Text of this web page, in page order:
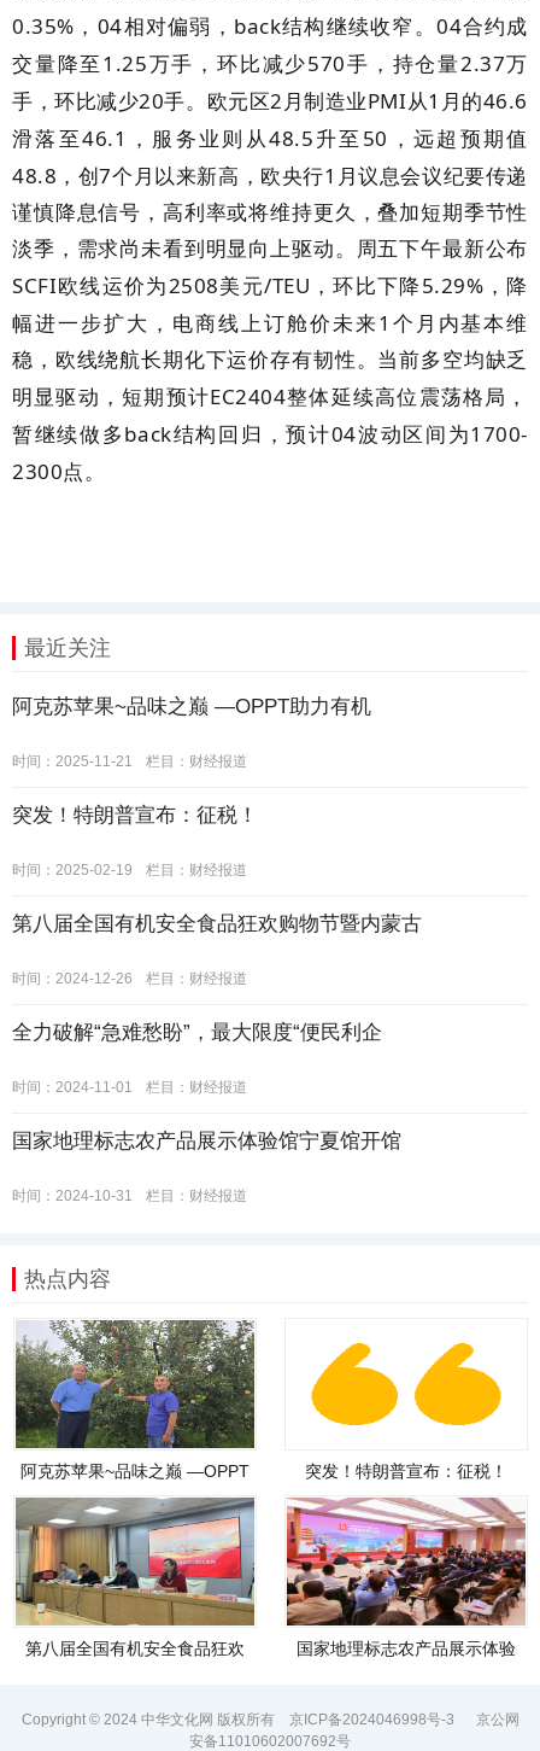
0.35% ， 04相对偏弱， back结构继续收窄。04合约成
交量降至 1.25万手，环比减少570手，持仓量2.37万
手，环比减少20手。欧元区2 月制造业PMI从1 月的46.6
滑落至46.1 ，服务业则从48.5 升至 50 ，远超预期值
48.8 ，创7个月以来新高，欧央行1 月议息会议纪要传递
谨慎降息信号，高利率或将维持更久，叠加短期季节性
淡季，需求尚未看到明显向上驱动。周五下午最新公布
SCFI欧线运价为2508美元/TEU ，环比下降 5.29% ，降
幅进一步扩大，电商线上订舱价未来1 个月内基本维
稳，欧线绕航长期化下运价存有韧性。当前多空均缺乏
明显驱动，短期预计EC2404整体延续高位震荡格局，
暂继续做多 back结构回归，预计04波动区间为1700-
2300点。
最近关注
阿克苏苹果~品味之巅 —OPPT助力有机
时间：2025-11-21 栏目： 财经报道
突发！特朗普宣布：征税！
时间：2025-02-19 栏目： 财经报道
第八届全国有机安全食品狂欢购物节暨内蒙古
时间：2024-12-26 栏目： 财经报道
全力破解“急难愁盼”，最大限度“便民利企
时间：2024-11-01 栏目： 财经报道
国家地理标志农产品展示体验馆宁夏馆开馆
时间：2024-10-31 栏目： 财经报道
热点内容
阿克苏苹果~品味之巅 —OPPT
突发！特朗普宣布：征税！
第八届全国有机安全食品狂欢
国家地理标志农产品展示体验
Copyright © 2024 中华文化网 版权所有 京ICP备2024046998号-3
京公网
安备11010602007692号